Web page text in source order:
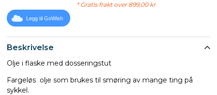
Beskrivelse
Olje i flaske med dosseringstut
Fargeløs olje som brukes til smøring av mange ting på
sykkel.
* Gratis frakt over 899,00 kr
Legg til GoWish